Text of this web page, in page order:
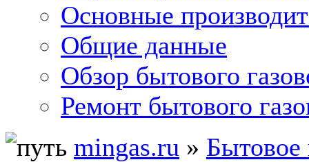
Основные
Общие данные
Обзор бытового
Ремонт бытового
mingas.ru » Бытовое